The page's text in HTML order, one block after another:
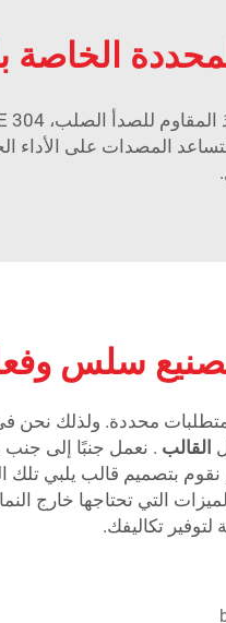
الخاصة
المصدات على الأداء
سلس
القالب . نعمل جنبًا إلى جنب
نقوم بتصميم قالب يلبي تلك
التي تحتاجها خارج
تكاليفك.